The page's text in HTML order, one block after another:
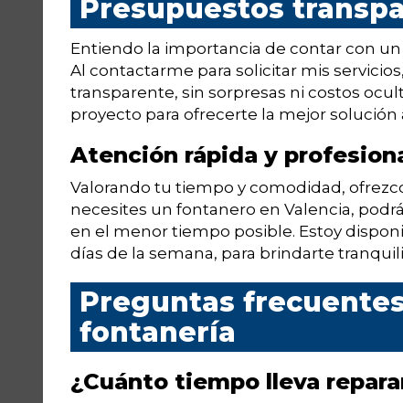
Presupuestos
Entiendo la importancia de contar con
Al contactarme para solicitar mis
transparente, sin sorpresas ni costos
proyecto para ofrecerte la mejor
Atención rápida y
Valorando tu tiempo y comodidad,
necesites un fontanero en Valencia,
en el menor tiempo posible. Estoy
días de la semana, para brindarte
Preguntas
fontanería
¿Cuánto tiempo lleva